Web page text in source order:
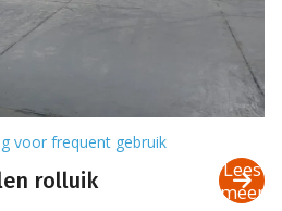
rolluik
voor frequent gebruik
Lees
meer